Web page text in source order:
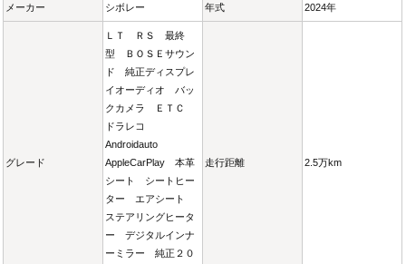
メーカー シボレー 年式 2024年
グレード
ＬＴ ＲＳ 最終
型 ＢＯＳＥサウン
ド 純正ディスプレ
イオーディオ バッ
クカメラ ＥＴＣ
ドラレコ
Androidauto
AppleCarPlay 本革
シート シートヒー
ター エアシート
ステアリングヒータ
ー デジタルインナ
ーミラー 純正２０
走行距離 2.5万km